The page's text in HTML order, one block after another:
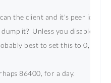
the client and it's peer idle
it?  Unless you disable tcp
best to set this to 0,
86400, for a day.